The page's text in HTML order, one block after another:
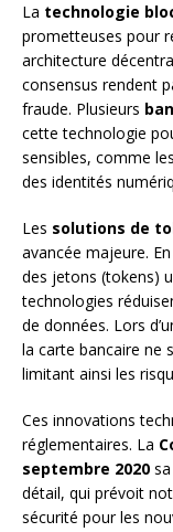
La technologie
prometteuses pour
architecture
consensus rendent
fraude. Plusieurs
cette technologie
sensibles, comme
des identités
Les solutions de
avancée majeure.
des jetons (tokens)
technologies
de données. Lors
la carte bancaire ne
limitant ainsi les
Ces innovations
réglementaires. La
septembre 2020
détail, qui prévoit
sécurité pour les